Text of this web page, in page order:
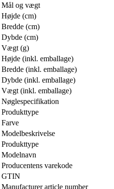
Mål og vægt
Højde (cm)
Bredde (cm)
Dybde (cm)
Vægt (g)
Højde (inkl. emballage)
Bredde (inkl. emballage)
Dybde (inkl. emballage)
Vægt (inkl. emballage)
Nøglespecifikation
Produkttype
Farve
Modelbeskrivelse
Produkttype
Modelnavn
Producentens varekode
GTIN
Manufacturer article number